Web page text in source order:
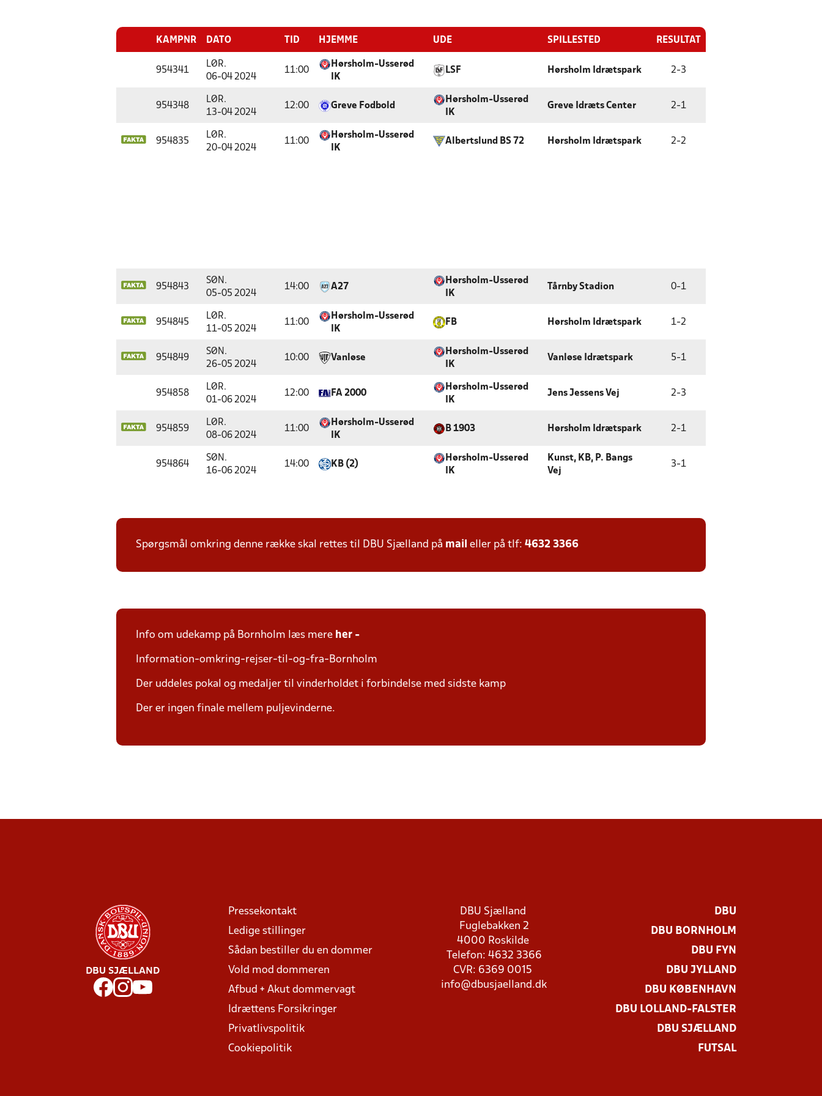
KAMPNR DATO TID HJEMME UDE SPILLESTED RESULTAT
954341
LØR.
06-04 2024
11:00
Hørsholm-Usserød
IK
LSF Hørsholm Idrætspark 2-3
954348
LØR.
13-04 2024
12:00 Greve Fodbold
Hørsholm-Usserød
IK
Greve Idræts Center 2-1
954835
LØR.
20-04 2024
11:00
Hørsholm-Usserød
IK
Albertslund BS 72 Hørsholm Idrætspark 2-2
954843
SØN.
05-05 2024
14:00 A27
Hørsholm-Usserød
IK
Tårnby Stadion 0-1
954845
LØR.
11-05 2024
11:00
Hørsholm-Usserød
IK
FB Hørsholm Idrætspark 1-2
954849
SØN.
26-05 2024
10:00 Vanløse
Hørsholm-Usserød
IK
Vanløse Idrætspark 5-1
954858
LØR.
01-06 2024
12:00 FA 2000
Hørsholm-Usserød
IK
Jens Jessens Vej 2-3
954859
LØR.
08-06 2024
11:00
Hørsholm-Usserød
IK
B 1903 Hørsholm Idrætspark 2-1
954864
SØN.
16-06 2024
14:00 KB (2)
Hørsholm-Usserød
IK
Kunst, KB, P. Bangs
Vej
3-1
Spørgsmål omkring denne række skal rettes til DBU Sjælland på mail eller på tlf: 4632 3366
Info om udekamp på Bornholm læs mere her -
Information-omkring-rejser-til-og-fra-Bornholm
Der uddeles pokal og medaljer til vinderholdet i forbindelse med sidste kamp
Der er ingen finale mellem puljevinderne.
DBU SJÆLLAND
Pressekontakt
Ledige stillinger
Sådan bestiller du en dommer
Vold mod dommeren
Afbud + Akut dommervagt
Idrættens Forsikringer
Privatlivspolitik
Cookiepolitik
DBU Sjælland
Fuglebakken 2
4000 Roskilde
Telefon: 4632 3366
CVR: 6369 0015
info@dbusjaelland.dk
DBU
DBU BORNHOLM
DBU FYN
DBU JYLLAND
DBU KØBENHAVN
DBU LOLLAND-FALSTER
DBU SJÆLLAND
FUTSAL